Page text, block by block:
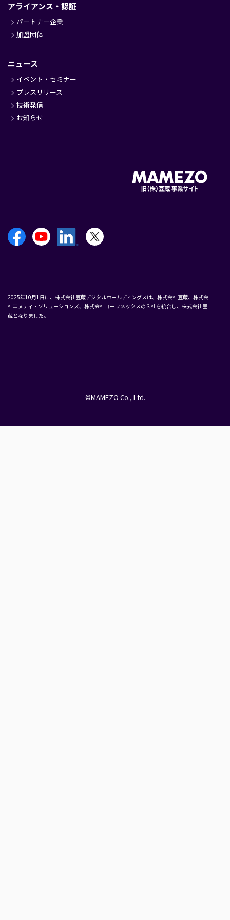
アライアンス・認証
パートナー企業
加盟団体
ニュース
イベント・セミナー
プレスリリース
技術発信
お知らせ
2025年10月1日に、株式会社豆蔵デジタルホールディングスは、株式会社豆蔵、株式会
社エヌティ・ソリューションズ、株式会社コーワメックスの３社を統合し、株式会社豆
蔵となりました。
©MAMEZO Co., Ltd.